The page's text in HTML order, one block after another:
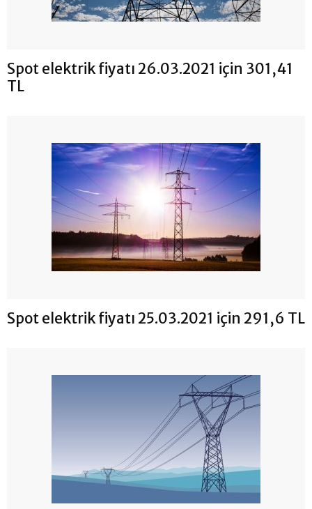
Spot elektrik fiyatı 26.03.2021 için 301,41
TL
Spot elektrik fiyatı 25.03.2021 için 291,6 TL